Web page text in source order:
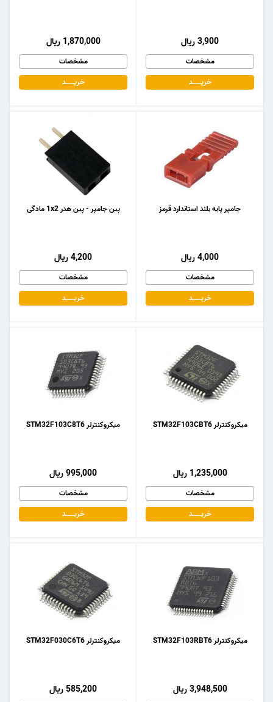
1,870,000 ریال
مشخصات
خریـــــــد
3,900 ریال
مشخصات
خریـــــــد
پین جامپر - پین هدر 1x2 مادگی
4,200 ریال
مشخصات
خریـــــــد
جامپر پایه بلند استاندارد قرمز
4,000 ریال
مشخصات
خریـــــــد
میکروکنترلر STM32F103C8T6
995,000 ریال
مشخصات
خریـــــــد
میکروکنترلر STM32F103CBT6
1,235,000 ریال
مشخصات
خریـــــــد
میکروکنترلر STM32F030C6T6
585,200 ریال
میکروکنترلر STM32F103RBT6
3,948,500 ریال